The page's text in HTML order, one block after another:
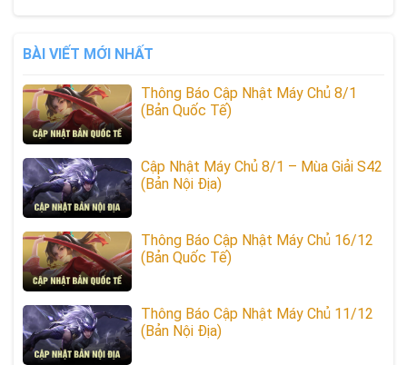
BÀI VIẾT MỚI NHẤT
Thông Báo Cập Nhật Máy Chủ 8/1
(Bản Quốc Tế)
Cập Nhật Máy Chủ 8/1 – Mùa Giải S42
(Bản Nội Địa)
Thông Báo Cập Nhật Máy Chủ 16/12
(Bản Quốc Tế)
Thông Báo Cập Nhật Máy Chủ 11/12
(Bản Nội Địa)